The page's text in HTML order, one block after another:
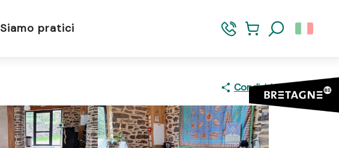
Siamo pratici
Condividere